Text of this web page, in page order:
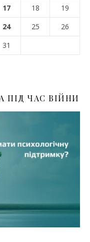
17 18
19
24 25
26
31
ПІД ЧАС ВІЙНИ